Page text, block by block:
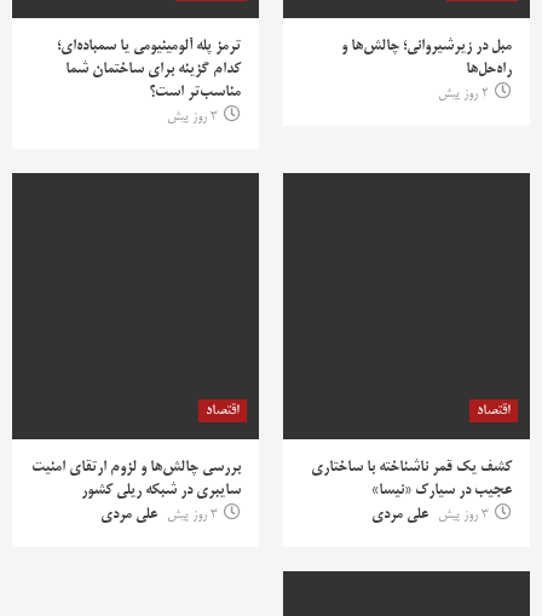
مبل در زیرشیروانی؛ چالش‌ها و
راه‌حل‌ها
2 روز پیش
ترمز پله آلومینیومی یا سمباده‌ای؛
کدام گزینه برای ساختمان شما
مناسب‌تر است؟
3 روز پیش
اقتصاد
کشف یک قمر ناشناخته با ساختاری
عجیب در سیارک «نیسا»
3 روز پیش
علی مردی
اقتصاد
بررسی چالش‌ها و لزوم ارتقای امنیت
سایبری در شبکه ریلی کشور
3 روز پیش
علی مردی